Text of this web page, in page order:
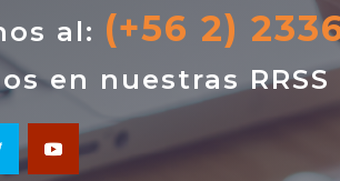
al: (+56 2)
en nuestras RRSS